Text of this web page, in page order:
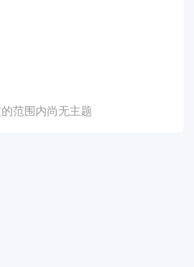
范围内尚无主题